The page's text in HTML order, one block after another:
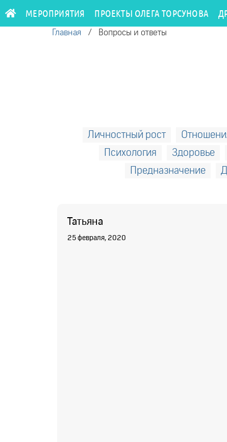
МЕРОПРИЯТИЯ ПРОЕКТЫ ОЛЕГА ТОРСУНОВА
Главная / Вопросы и ответы
Личностный рост
Психология
Здоровье
Предназначение
Татьяна
25 февраля, 2020